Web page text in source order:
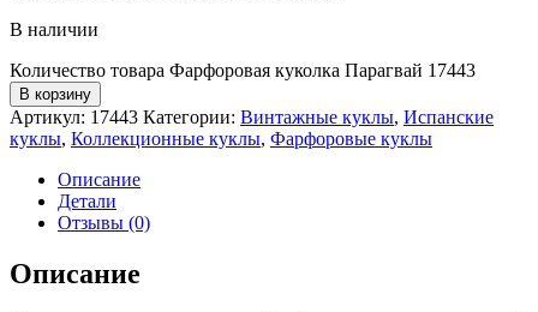
В наличии
Количество товара Фарфоровая куколка Парагвай 17443
В корзину
Артикул: 17443 Категории: Винтажные куклы, Испанские
куклы, Коллекционные куклы, Фарфоровые куклы
Описание
Детали
Отзывы (0)
Описание